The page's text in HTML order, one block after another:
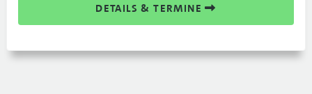
DETAILS & TERMINE